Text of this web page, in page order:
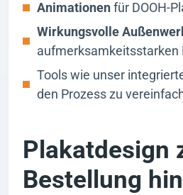
Animationenfür DOOH-
Wirkungsvolle
aufmerksamkeitsstarken
Tools wie unser
den Prozess zu
Plakatdesign
Bestellung